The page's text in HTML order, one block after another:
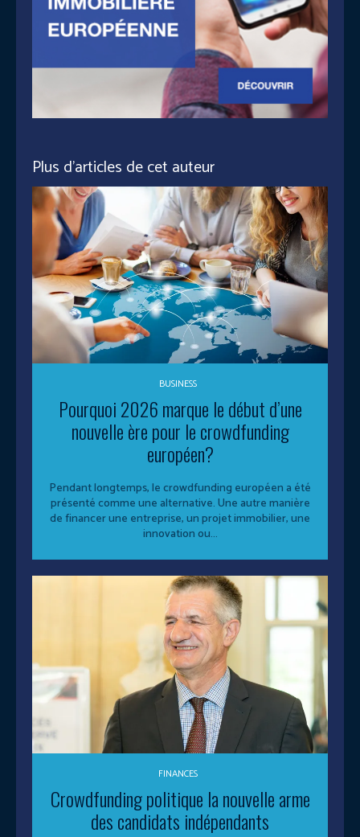
Plus d'articles de cet auteur
BUSINESS
Pourquoi 2026 marque le début d’une
nouvelle ère pour le crowdfunding
européen?
Pendant longtemps, le crowdfunding européen a été
présenté comme une alternative. Une autre manière
de financer une entreprise, un projet immobilier, une
innovation ou...
FINANCES
Crowdfunding politique la nouvelle arme
des candidats indépendants